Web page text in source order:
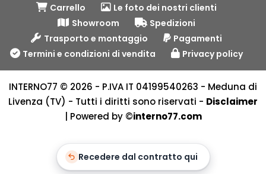
Carrello
Le foto dei nostri clienti
Showroom
Spedizioni
Trasporto e montaggio
Pagamenti
Termini e condizioni di vendita
Privacy policy
INTERNO77 © 2026 - P.IVA IT 04199540263 - Meduna di
Livenza (TV) - Tutti i diritti sono riservati - Disclaimer
| Powered by ©interno77.com
Recedere dal contratto qui